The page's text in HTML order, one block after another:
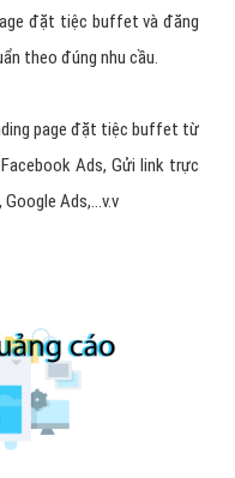
đặt tiệc buffet và đăng
theo đúng nhu cầu.
page đặt tiệc buffet từ
Ads, Gửi link trực
Ads,...v.v